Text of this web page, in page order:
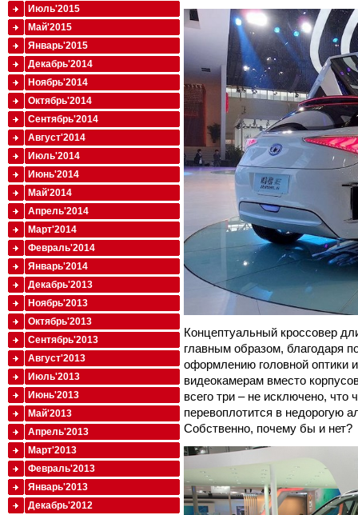
Концептуальный кроссовер
главным образом, благодаря
оформлению головной оптики
видеокамерам вместо
всего три – не исключено, что
перевоплотится в недорогую
Собственно, почему бы и нет?
Июль'2015
Май'2015
Январь'2015
Декабрь'2014
Ноябрь'2014
Октябрь'2014
Сентябрь'2014
Август'2014
Июль'2014
Июнь'2014
Май'2014
Апрель'2014
Март'2014
Февраль'2014
Январь'2014
Декабрь'2013
Ноябрь'2013
Октябрь'2013
Сентябрь'2013
Август'2013
Июль'2013
Июнь'2013
Май'2013
Апрель'2013
Март'2013
Февраль'2013
Январь'2013
Декабрь'2012